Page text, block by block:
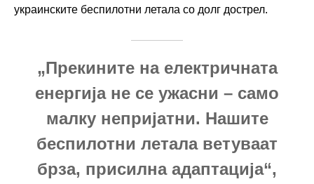
украинските беспилотни летала со долг дострел.
„Прекините на електричната
енергија не се ужасни – само
малку непријатни. Нашите
беспилотни летала ветуваат
брза, присилна адаптација“,